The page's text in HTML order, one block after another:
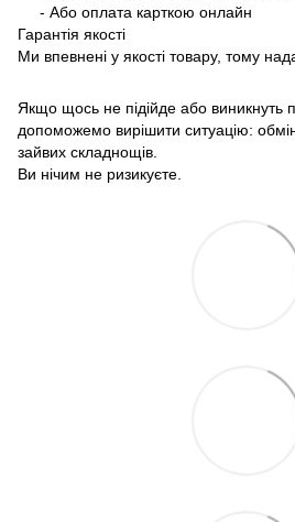
- Або оплата карткою онлайн
Гарантія якості
Ми впевнені у якості товару, тому
Якщо щось не підійде або
допоможемо вирішити ситуацію:
зайвих складнощів.
Ви нічим не ризикуєте.